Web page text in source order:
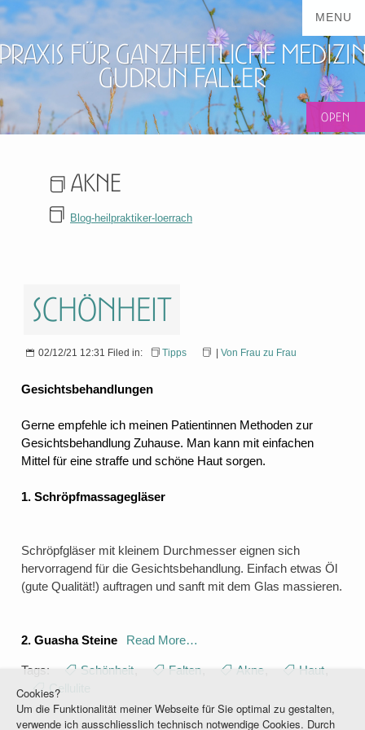
für ganzheitliche
Gudrun Faller
Akne
Blog-heilpraktiker-loerrach
Schönheit
02/12/21 12:31 Filed in: Tipps Von Frau zu Frau
Gesichtsbehandlungen
Gerne empfehle ich meinen Patientinnen Methoden zur
Gesichtsbehandlung Zuhause. Man kann mit einfachen
Mittel für eine straffe und schöne Haut sorgen.
1. Schröpfmassagegläser
Schröpfgläser mit kleinem Durchmesser eignen sich
hervorragend für die Gesichtsbehandlung. Einfach etwas Öl
(gute Qualität!) auftragen und sanft mit dem Glas massieren.
2. Guasha Steine Read More…
Tags: Schönheit, Falten, Akne, Haut,
Cellulite
Cookies?
Um die Funktionalität meiner Webseite für Sie optimal zu gestalten,
verwende ich ausschliesslich technisch notwendige Cookies. Durch